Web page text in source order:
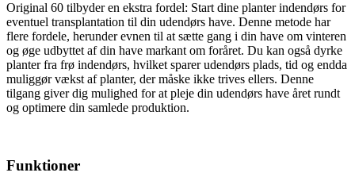
Original 60 tilbyder en ekstra fordel: Start dine planter indendørs for
eventuel transplantation til din udendørs have. Denne metode har
flere fordele, herunder evnen til at sætte gang i din have om vinteren
og øge udbyttet af din have markant om foråret. Du kan også dyrke
planter fra frø indendørs, hvilket sparer udendørs plads, tid og endda
muliggør vækst af planter, der måske ikke trives ellers. Denne
tilgang giver dig mulighed for at pleje din udendørs have året rundt
og optimere din samlede produktion.
Funktioner